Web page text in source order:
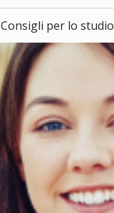
Consigli per lo studio